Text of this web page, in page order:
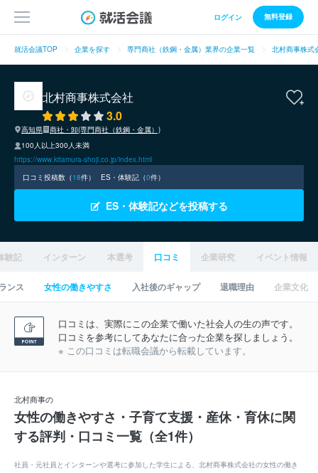
ログイン 無料登録
就活会議TOP 企業を探す 専門商社（鉄鋼・金属）業界の企業一覧 北村商事株式
北村商事株式会社
3.0
高知県
商社・卸(専門商社（鉄鋼・金属）)
100人以上300人未満
https://www.kitamura-shoji.co.jp/index.html
口コミ投稿数（18件） ES・体験記（0件）
ES・体験記などを投稿する
験記 インターン 本選考 口コミ 企業研究 イベント情報
ンス 女性の働きやすさ 入社後のギャップ 退職理由 企業文化
口コミは、実際にこの企業で働いた社会人の生の声です。
口コミを参考にしてあなたに合った企業を探しましょう。
※ この口コミは転職会議から転載しています。
北村商事の
女性の働きやすさ・子育て支援・産休・育休に関
する評判・口コミ一覧（全1件）
社員・元社員とインターンや選考に参加した学生による、北村商事株式会社の女性の働き